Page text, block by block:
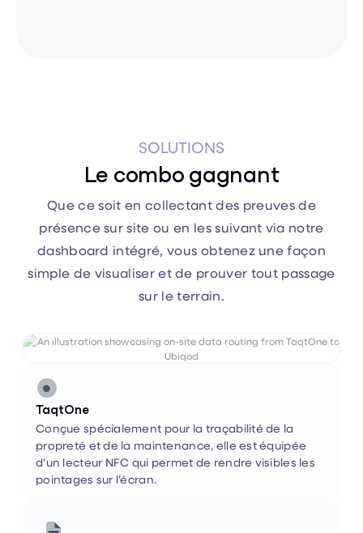
SOLUTIONS
Le combo gagnant
Que ce soit en collectant des preuves de
présence sur site ou en les suivant via notre
dashboard intégré, vous obtenez une façon
simple de visualiser et de prouver tout passage
sur le terrain.
TaqtOne
Conçue spécialement pour la traçabilité de la
propreté et de la maintenance, elle est équipée
d’un lecteur NFC qui permet de rendre visibles les
pointages sur l’écran.
Taqt View